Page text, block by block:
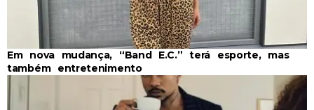
Em nova mudança, “Band E.C.” terá esporte, mas
também entretenimento